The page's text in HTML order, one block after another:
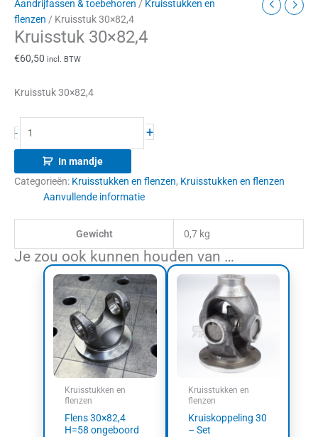
Aandrijfassen & toebehoren / Kruisstukken en
flenzen / Kruisstuk 30×82,4
Kruisstuk 30×82,4
€60,50 incl. BTW
Kruisstuk 30×82,4
- +
In mandje
Categorieën: Kruisstukken en flenzen, Kruisstukken en flenzen
Aanvullende informatie
Gewicht 0,7 kg
Je zou ook kunnen houden van …
Kruisstukken en
flenzen
Flens 30×82,4
H=58 ongeboord
Kruisstukken en
flenzen
Kruiskoppeling 30
– Set
Prijsklasse:
Dit
product
heeft
meerdere
variaties.
Deze
optie
worden